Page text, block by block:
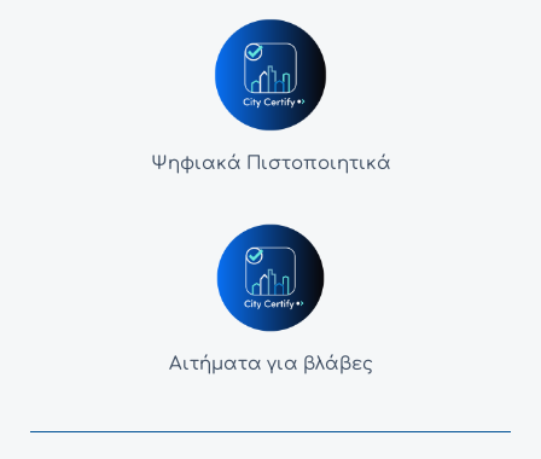
Ψηφιακά Πιστοποιητικά
Αιτήματα για βλάβες